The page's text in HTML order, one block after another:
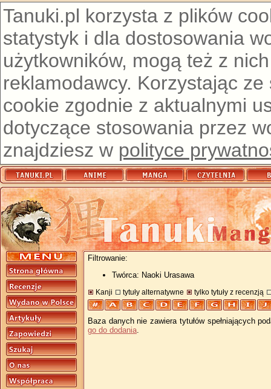
Tanuki.pl korzysta z plików
statystyk i dla dostosowania
użytkowników, mogą też z
reklamodawcy. Korzystając
cookie zgodnie z aktualnymi
dotyczące stosowania przez
znajdziesz w polityce
Filtrowanie:
Twórca: Naoki Urasawa
Kanji tytuły alternatywne tylko tytuły z recenzją
Baza danych nie zawiera tytułów spełniających
go do dodania.